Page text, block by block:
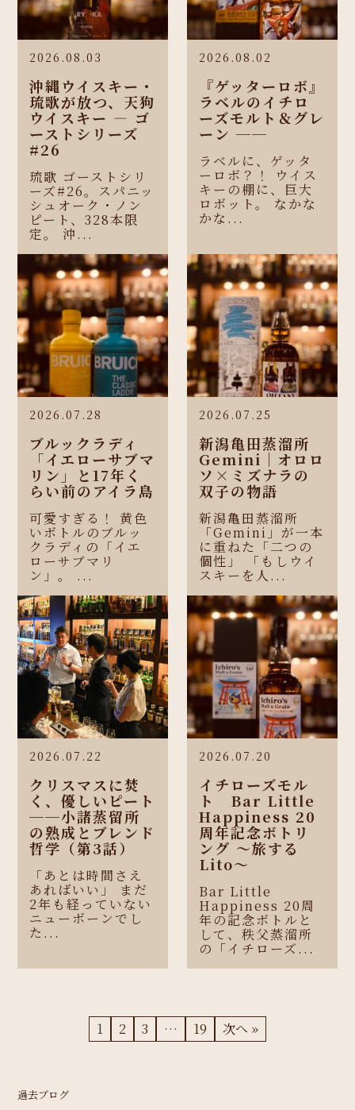
2026.08.03
沖縄ウイスキー・
琉歌が放つ、天狗
ウイスキー ― ゴ
ーストシリーズ
#26
琉歌 ゴーストシリ
ーズ#26。スパニッ
シュオーク・ノン
ピート、328本限
定。 沖...
2026.08.02
『ゲッターロボ』
ラベルのイチロ
ーズモルト＆グレ
ーン ──
ラベルに、ゲッタ
ーロボ？！ ウイス
キーの棚に、巨大
ロボット。 なかな
かな...
2026.07.28
ブルックラディ
「イエローサブマ
リン」と17年く
らい前のアイラ島
可愛すぎる！ 黄色
いボトルのブルッ
クラディの「イエ
ローサブマリ
ン」。 ...
2026.07.25
新潟亀田蒸溜所
Gemini｜オロロ
ソ×ミズナラの
双子の物語
新潟亀田蒸溜所
「Gemini」が一本
に重ねた「二つの
個性」 「もしウイ
スキーを人...
2026.07.22
クリスマスに焚
く、優しいピート
──小諸蒸留所
の熟成とブレンド
哲学（第3話）
「あとは時間さえ
あればいい」 まだ
2年も経っていない
ニューボーンでし
た...
2026.07.20
イチローズモル
ト Bar Little
Happiness 20
周年記念ボトリ
ング 〜旅する
Lito〜
Bar Little
Happiness 20周
年の記念ボトルと
して、秩父蒸溜所
の「イチローズ...
1 2 3 … 19 次へ »
過去ブログ